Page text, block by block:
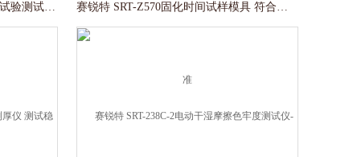
赛锐特 SRT-Z566光学性能及色泽试验测试工装 售后* 赛锐特 SRT-Z570固化时间试样模具 符合检测标准